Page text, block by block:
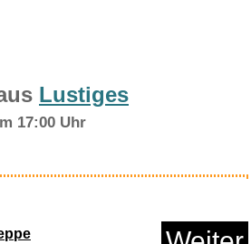
Lustiges
17:00 Uhr